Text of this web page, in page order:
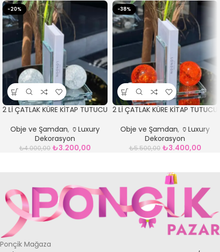
-20%
2 Lİ ÇATLAK KÜRE KİTAP TUTUCU
Obje ve Şamdan, 🏺Luxury
Dekorasyon
₺4.000,00 ₺3.200,00
-38%
2 Lİ ÇATLAK KÜRE KİTAP TUTUCU
Obje ve Şamdan, 🏺Luxury
Dekorasyon
₺5.500,00 ₺3.400,00
Ponçik Mağaza